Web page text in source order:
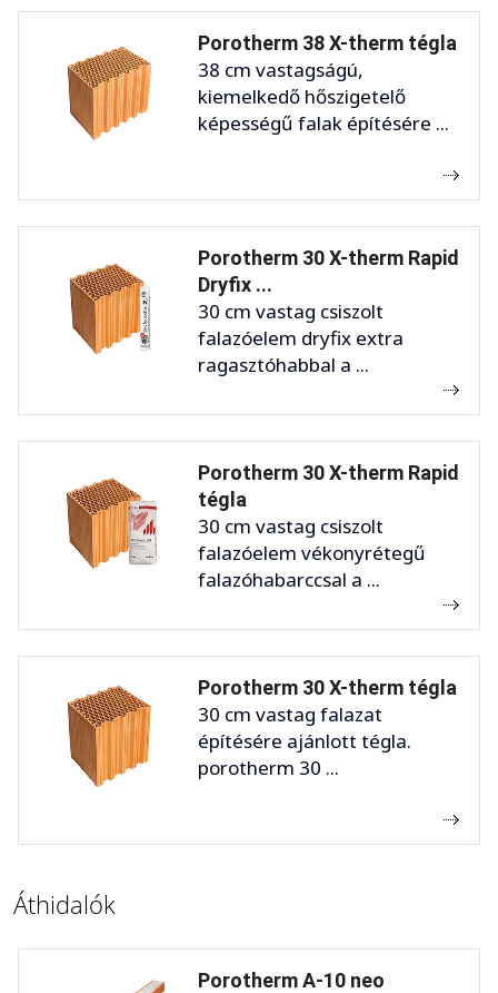
Porotherm 38 X-therm tégla
38 cm vastagságú,
kiemelkedő hőszigetelő
képességű falak építésére ...
Porotherm 30 X-therm Rapid
Dryfix ...
30 cm vastag csiszolt
falazóelem dryfix extra
ragasztóhabbal a ...
Porotherm 30 X-therm Rapid
tégla
30 cm vastag csiszolt
falazóelem vékonyrétegű
falazóhabarccsal a ...
Porotherm 30 X-therm tégla
30 cm vastag falazat
építésére ajánlott tégla.
porotherm 30 ...
Áthidalók
Porotherm A-10 neo